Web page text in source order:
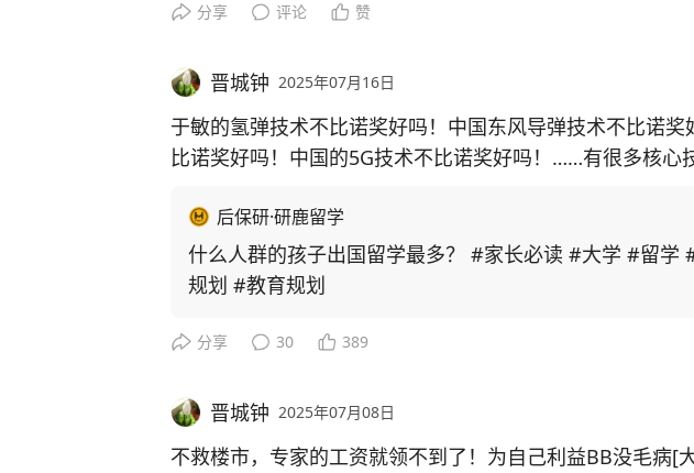
分享 评论 赞
晋城钟 2025年07月16日
于敏的氢弹技术不比诺奖好吗！中国东风导弹技术不比诺
比诺奖好吗！中国的5G技术不比诺奖好吗！……有很多核心
笑]。跪舔太久了！软骨瞎盲………
后保研·研鹿留学
什么人群的孩子出国留学最多？ #家长必读 #大学 #留学
规划 #教育规划
分享 30 389
晋城钟 2025年07月08日
不救楼市，专家的工资就领不到了！为自己利益BB没毛病[